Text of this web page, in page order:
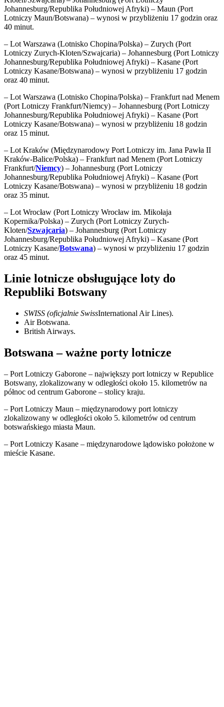
Johannesburg/Republika Południowej Afryki) – Maun (Port
Lotniczy Maun/Botswana) – wynosi w przybliżeniu 17 godzin oraz
40 minut.
– Lot Warszawa (Lotnisko Chopina/Polska) – Zurych (Port
Lotniczy Zurych-Kloten/Szwajcaria) – Johannesburg (Port Lotniczy
Johannesburg/Republika Południowej Afryki) – Kasane (Port
Lotniczy Kasane/Botswana) – wynosi w przybliżeniu 17 godzin
oraz 40 minut.
– Lot Warszawa (Lotnisko Chopina/Polska) – Frankfurt nad Menem
(Port Lotniczy Frankfurt/Niemcy) – Johannesburg (Port Lotniczy
Johannesburg/Republika Południowej Afryki) – Kasane (Port
Lotniczy Kasane/Botswana) – wynosi w przybliżeniu 18 godzin
oraz 15 minut.
– Lot Kraków (Międzynarodowy Port Lotniczy im. Jana Pawła II
Kraków-Balice/Polska) – Frankfurt nad Menem (Port Lotniczy
Frankfurt/Niemcy) – Johannesburg (Port Lotniczy
Johannesburg/Republika Południowej Afryki) – Kasane (Port
Lotniczy Kasane/Botswana) – wynosi w przybliżeniu 18 godzin
oraz 35 minut.
– Lot Wrocław (Port Lotniczy Wrocław im. Mikołaja
Kopernika/Polska) – Zurych (Port Lotniczy Zurych-
Kloten/Szwajcaria) – Johannesburg (Port Lotniczy
Johannesburg/Republika Południowej Afryki) – Kasane (Port
Lotniczy Kasane/Botswana) – wynosi w przybliżeniu 17 godzin
oraz 45 minut.
Linie lotnicze obsługujące loty do
Republiki Botswany
SWISS (oficjalnie SwissInternational Air Lines).
Air Botswana.
British Airways.
Botswana – ważne porty lotnicze
– Port Lotniczy Gaborone – największy port lotniczy w Republice
Botswany, zlokalizowany w odległości około 15. kilometrów na
północ od centrum Gaborone – stolicy kraju.
– Port Lotniczy Maun – międzynarodowy port lotniczy
zlokalizowany w odległości około 5. kilometrów od centrum
botswańskiego miasta Maun.
– Port Lotniczy Kasane – międzynarodowe lądowisko położone w
mieście Kasane.